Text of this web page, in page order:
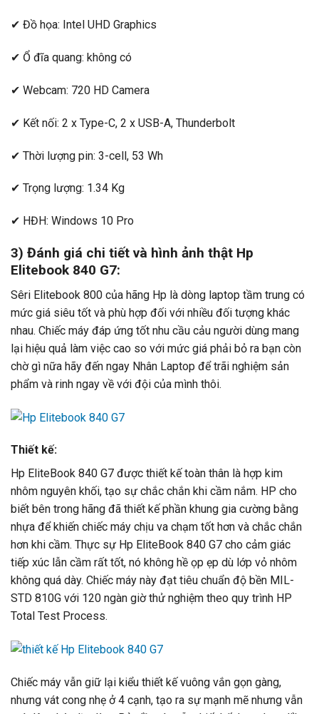
✔ Đồ họa: Intel UHD Graphics
✔ Ổ đĩa quang: không có
✔ Webcam: 720 HD Camera
✔ Kết nối: 2 x Type-C, 2 x USB-A, Thunderbolt
✔ Thời lượng pin: 3-cell, 53 Wh
✔ Trọng lượng: 1.34 Kg
✔ HĐH: Windows 10 Pro
3) Đánh giá chi tiết và hình ảnh thật Hp
Elitebook 840 G7:
Sêri Elitebook 800 của hãng Hp là dòng laptop tầm trung có
mức giá siêu tốt và phù hợp đối với nhiều đối tượng khác
nhau. Chiếc máy đáp ứng tốt nhu cầu cảu người dùng mang
lại hiệu quả làm việc cao so với mức giá phải bỏ ra bạn còn
chờ gì nữa hãy đến ngay Nhân Laptop để trãi nghiệm sản
phẩm và rinh ngay về với đội của mình thôi.
Thiết kế:
Hp EliteBook 840 G7 được thiết kế toàn thân là hợp kim
nhôm nguyên khối, tạo sự chắc chắn khi cầm nắm. HP cho
biết bên trong hãng đã thiết kế phần khung gia cường bằng
nhựa để khiến chiếc máy chịu va chạm tốt hơn và chắc chắn
hơn khi cầm. Thực sự Hp EliteBook 840 G7 cho cảm giác
tiếp xúc lẫn cầm rất tốt, nó không hề ọp ẹp dù lớp vỏ nhôm
không quá dày. Chiếc máy này đạt tiêu chuẩn độ bền MIL-
STD 810G với 120 ngàn giờ thử nghiệm theo quy trình HP
Total Test Process.
Chiếc máy vẫn giữ lại kiểu thiết kế vuông vắn gọn gàng,
nhưng vát cong nhẹ ở 4 cạnh, tạo ra sự mạnh mẽ nhưng vẫn